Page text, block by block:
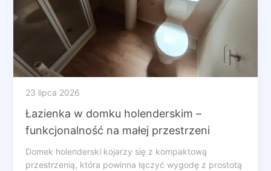
23 lipca 2026
Łazienka w domku holenderskim –
funkcjonalność na małej przestrzeni
Domek holenderski kojarzy się z kompaktową
przestrzenią, która powinna łączyć wygodę z prostotą